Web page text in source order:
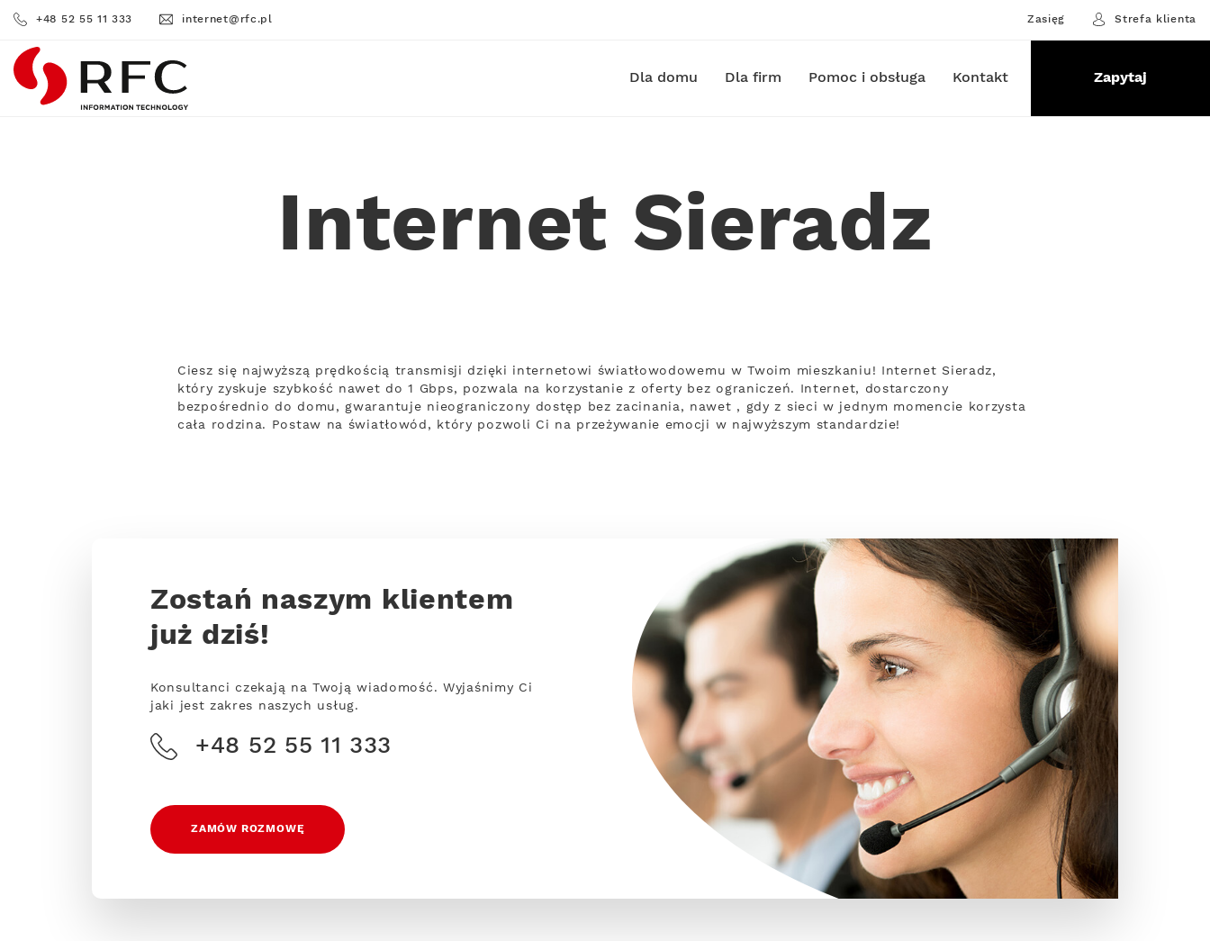
+48 52 55 11 333 internet@rfc.pl Zasięg Strefa klienta
RFC Dla domu Dla firm Pomoc i obsługa Kontakt Zapytaj
Internet Sieradz
Ciesz się najwyższą prędkością transmisji dzięki internetowi światłowodowemu w Twoim mieszkaniu! Internet Sieradz,
który zyskuje szybkość nawet do 1 Gbps, pozwala na korzystanie z oferty bez ograniczeń. Internet, dostarczony
bezpośrednio do domu, gwarantuje nieograniczony dostęp bez zacinania, nawet , gdy z sieci w jednym momencie korzysta
cała rodzina. Postaw na światłowód, który pozwoli Ci na przeżywanie emocji w najwyższym standardzie!
Zostań naszym klientem
już dziś!
Konsultanci czekają na Twoją wiadomość. Wyjaśnimy Ci
jaki jest zakres naszych usług.
+48 52 55 11 333
ZAMÓW ROZMOWĘ